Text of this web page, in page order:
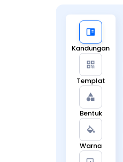
Kandungan
Templat
Bentuk
Warna